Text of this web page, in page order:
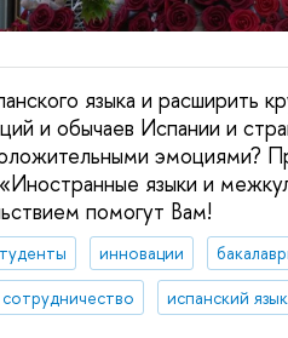
языка и расширить
и обычаев Испании и
эмоциями?
языки и
помогут Вам!
инновации
испанский язык